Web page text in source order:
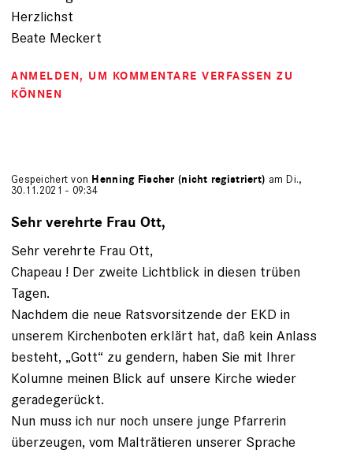
Herzlichst
Beate Meckert
ANMELDEN, UM KOMMENTARE VERFASSEN ZU
KÖNNEN
Gespeichert von Henning Fischer (nicht registriert) am Di.,
30.11.2021 - 09:34
Sehr verehrte Frau Ott,
Sehr verehrte Frau Ott,
Chapeau ! Der zweite Lichtblick in diesen trüben
Tagen.
Nachdem die neue Ratsvorsitzende der EKD in
unserem Kirchenboten erklärt hat, daß kein Anlass
besteht, „Gott“ zu gendern, haben Sie mit Ihrer
Kolumne meinen Blick auf unsere Kirche wieder
geradegerückt.
Nun muss ich nur noch unsere junge Pfarrerin
überzeugen, vom Malträtieren unserer Sprache